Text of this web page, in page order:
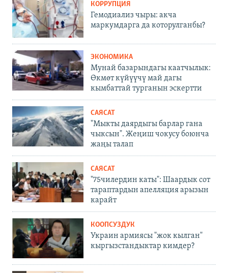
КОРРУПЦИЯ
Гемодиализ чыры: акча
маркумдарга да которулганбы?
ЭКОНОМИКА
Мунай базарындагы каатчылык:
Өкмөт күйүүчү май дагы
кымбаттай турганын эскертти
САЯСАТ
"Мыкты даярдыгы барлар гана
чыксын". Жеңиш чокусу боюнча
жаңы талап
САЯСАТ
"75чилердин каты": Шаардык сот
тараптардын апелляция арызын
карайт
КООПСУЗДУК
Украин армиясы "жок кылган"
кыргызстандыктар кимдер?